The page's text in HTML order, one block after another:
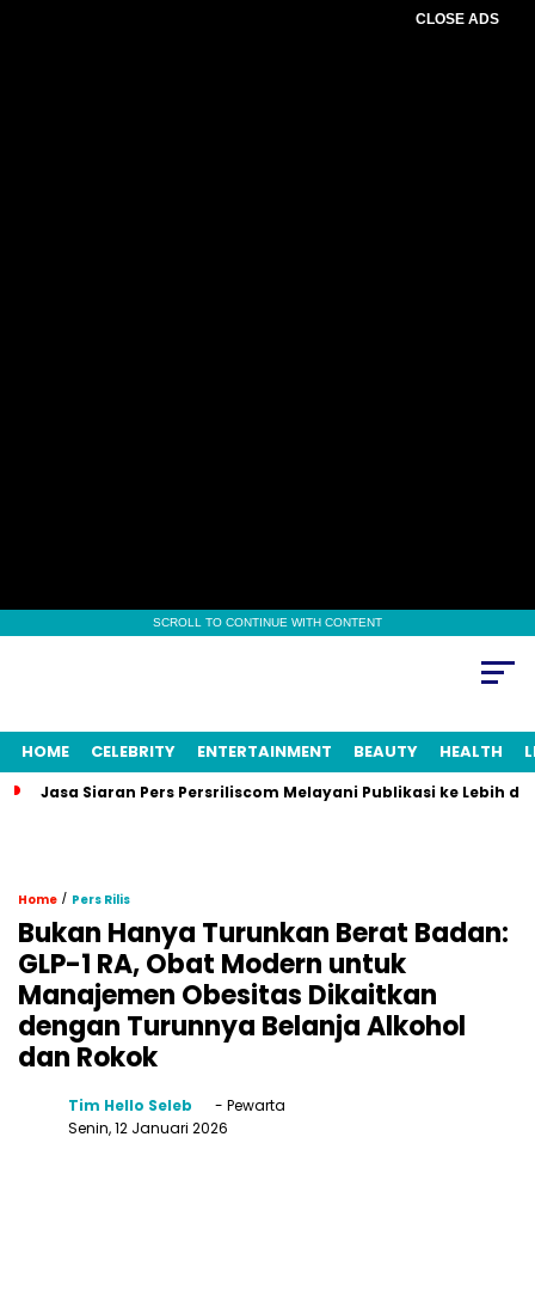
CLOSE ADS
SCROLL TO CONTINUE WITH CONTENT
HOME CELEBRITY ENTERTAINMENT BEAUTY HEALTH
Jasa Siaran Pers Persriliscom Melayani Publikasi ke Lebih
Home / Pers Rilis
Bukan Hanya Turunkan Berat Badan:
GLP-1 RA, Obat Modern untuk
Manajemen Obesitas Dikaitkan
dengan Turunnya Belanja Alkohol
dan Rokok
Tim Hello Seleb
- Pewarta
Senin, 12 Januari 2026